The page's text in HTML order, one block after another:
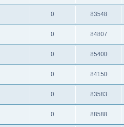
0 83548
0 84807
0 85400
0 84150
0 83583
0 88588